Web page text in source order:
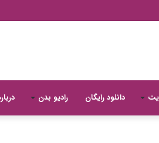
دانلود رایگان رادیو بدن